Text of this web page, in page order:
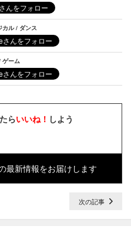
カル / ダンス
ゲーム
らいいね！ しよう
最新情報をお届けします
次の記事